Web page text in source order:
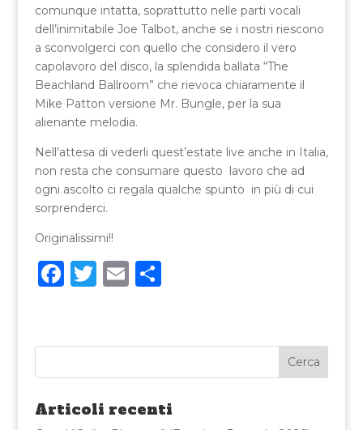
comunque intatta, soprattutto nelle parti vocali
dell’inimitabile Joe Talbot, anche se i nostri riescono
a sconvolgerci con quello che considero il vero
capolavoro del disco, la splendida ballata “The
Beachland Ballroom” che rievoca chiaramente il
Mike Patton versione Mr. Bungle, per la sua
alienante melodia.
Nell’attesa di vederli quest’estate live anche in Italia,
non resta che consumare questo lavoro che ad
ogni ascolto ci regala qualche spunto in più di cui
sorprenderci.
Originalissimi!!
F
e
b
o
T
te
r
E
l
C
di
vi
di
Articoli recenti